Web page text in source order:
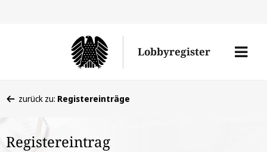
Lobbyregister
Menü
befinden
hier:
zurück zu: Registereinträge
Registereintrag